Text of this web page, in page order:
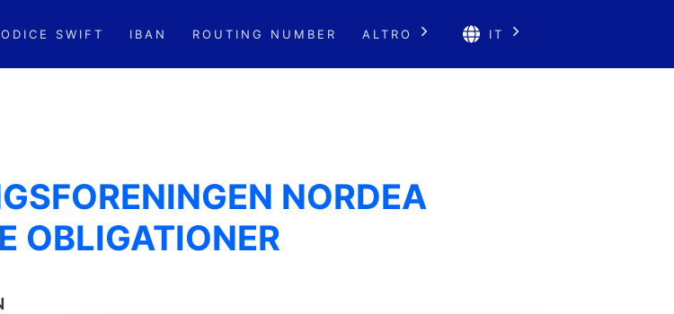
SWIFT IBAN ROUTING NUMBER ALTRO IT
NORDEA
OBLIGATIONER